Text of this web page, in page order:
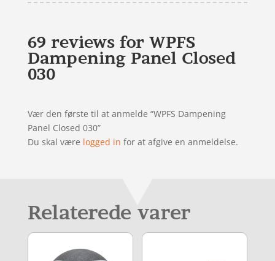
69 reviews for WPFS
Dampening Panel Closed
030
Vær den første til at anmelde “WPFS Dampening
Panel Closed 030”
Du skal være logged in for at afgive en anmeldelse.
Relaterede varer